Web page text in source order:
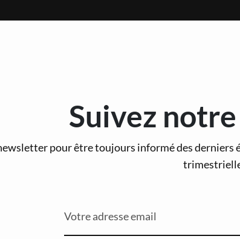
Suivez
pour être toujours informé des derniers
Votre adresse email